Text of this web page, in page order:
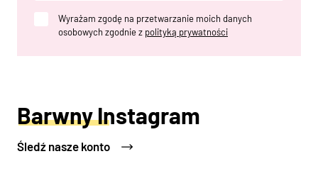
Wyrażam zgodę na przetwarzanie moich danych
osobowych zgodnie z polityką prywatności
Barwny Instagram
Śledź nasze konto